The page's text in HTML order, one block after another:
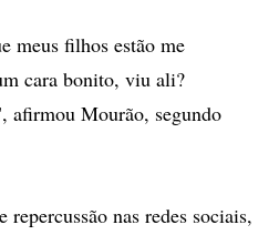
meus filhos estão me
cara bonito, viu ali?
afirmou Mourão, segundo
nas redes sociais,